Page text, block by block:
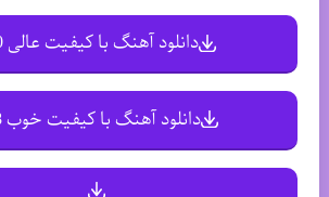
دانلود آهنگ با کیفیت عالی 320
دانلود آهنگ با کیفیت خوب 128